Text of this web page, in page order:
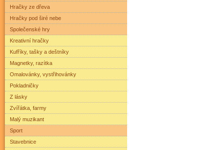
Hračky ze dřeva
Hračky pod širé nebe
Společenské hry
Kreativní hračky
Kufříky, tašky a deštníky
Magnetky, razítka
Omalovánky, vystřihovánky
Pokladničky
Z lásky
Zvířátka, farmy
Malý muzikant
Sport
Stavebnice